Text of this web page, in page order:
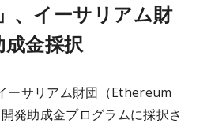
、イーサリアム財
金採択
ーサリアム財団（Ethereum
発助成金プログラムに採択さ